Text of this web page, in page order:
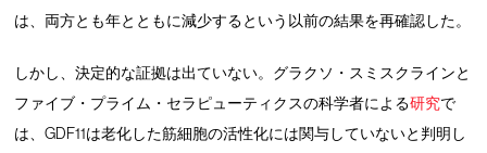
は、両方とも年とともに減少するという以前の結果を再確認した。
しかし、決定的な証拠は出ていない。グラクソ・スミスクラインと
ファイブ・プライム・セラピューティクスの科学者による研究で
は、GDF11は老化した筋細胞の活性化には関与していないと判明し